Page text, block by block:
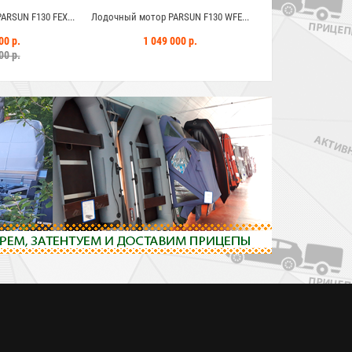
F130 FEX...
р.
р.
Лодочный мотор PARSUN F130 WFE...
1 049 000 р.
Лодочный мотор